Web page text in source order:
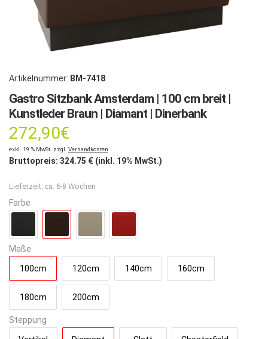
Artikelnummer: BM-7418
Gastro Sitzbank Amsterdam | 100 cm breit |
Kunstleder Braun | Diamant | Dinerbank
272,90€
exkl. 19 % MwSt. zzgl. Versandkosten
Bruttopreis: 324.75 € (inkl. 19% MwSt.)
Lieferzeit: ca. 6-8 Wochen
Farbe
Maße
100cm 120cm 140cm 160cm
180cm 200cm
Steppung